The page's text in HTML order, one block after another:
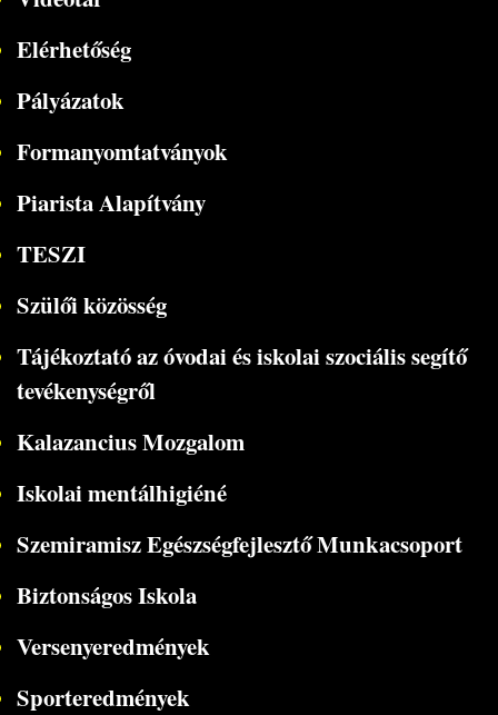
Elérhetőség
Pályázatok
Formanyomtatványok
Piarista Alapítvány
TESZI
Szülői közösség
Tájékoztató az óvodai és iskolai szociális segítő
tevékenységről
Kalazancius Mozgalom
Iskolai mentálhigiéné
Szemiramisz Egészségfejlesztő Munkacsoport
Biztonságos Iskola
Versenyeredmények
Sporteredmények